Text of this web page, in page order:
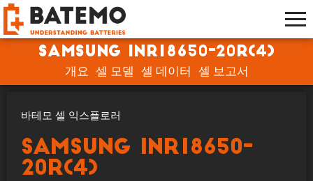
Samsung INR18650-20R(4)
개요 셀 모델 셀 데이터 셀 보고서
바테모 셀 익스플로러
Samsung INR18650-
20R(4)